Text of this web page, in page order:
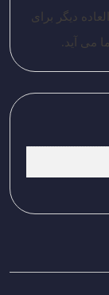
دیگر برای
می آید.